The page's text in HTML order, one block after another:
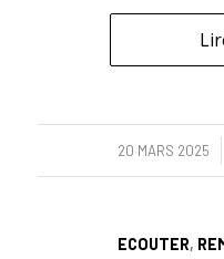
20 MARS 2025
/
ECOUTER,